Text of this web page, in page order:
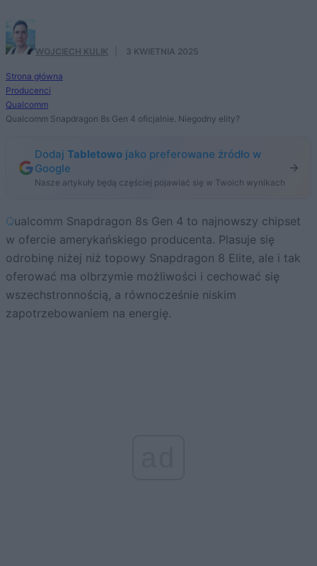
WOJCIECH KULIK 3 KWIETNIA 2025
Strona główna
Producenci
Qualcomm
Qualcomm Snapdragon 8s Gen 4 oficjalnie. Niegodny elity?
Dodaj Tabletowo jako preferowane źródło w
Google
Nasze artykuły będą częściej pojawiać się w Twoich wynikach
Qualcomm Snapdragon 8s Gen 4 to najnowszy chipset
w ofercie amerykańskiego producenta. Plasuje się
odrobinę niżej niż topowy Snapdragon 8 Elite, ale i tak
oferować ma olbrzymie możliwości i cechować się
wszechstronnością, a równocześnie niskim
zapotrzebowaniem na energię.